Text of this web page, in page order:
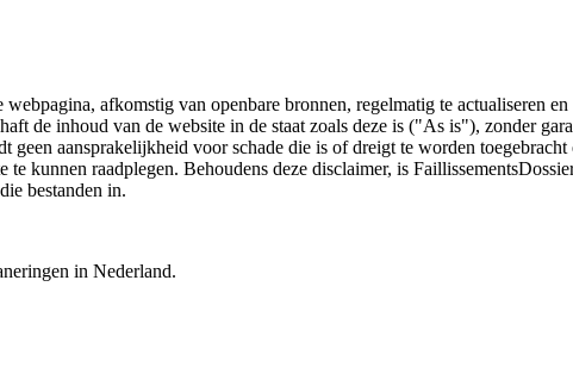
afkomstig van openbare bronnen, regelmatig te actualiseren
de inhoud van de website in de staat zoals deze is ("As is"), zonder
geen aansprakelijkheid voor schade die is of dreigt te worden
kunnen raadplegen. Behoudens deze disclaimer, is
bestanden in.
in Nederland.